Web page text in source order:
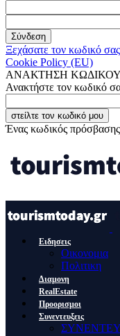
Ξεχάσατε τον κωδικό
Cookie Policy (EU)
ΑΝΑΚΤΗΣΗ ΚΩΔΙΚΟΥ
Ανακτήστε τον κωδικό
Ένας κωδικός
Ειδησεις
Οικονομια
Πολιτικη
Διαμονη
RealEstate
Προορισμοι
Συνεντευξεις